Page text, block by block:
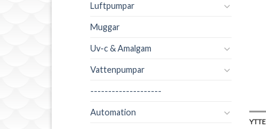
Luftpumpar
Muggar
Uv-c & Amalgam
Vattenpumpar
--------------------
Automation